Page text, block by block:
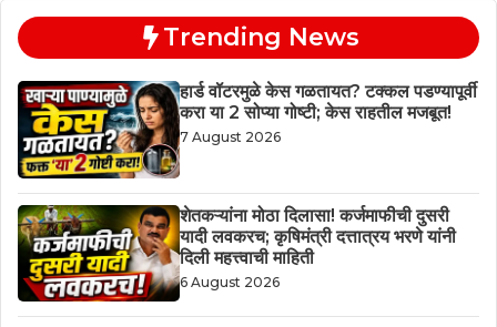
Trending News
हार्ड वॉटरमुळे केस गळतायत? टक्कल पडण्यापूर्वी
करा या 2 सोप्या गोष्टी; केस राहतील मजबूत!
7 August 2026
शेतकऱ्यांना मोठा दिलासा! कर्जमाफीची दुसरी
यादी लवकरच; कृषिमंत्री दत्तात्रय भरणे यांनी
दिली महत्त्वाची माहिती
6 August 2026